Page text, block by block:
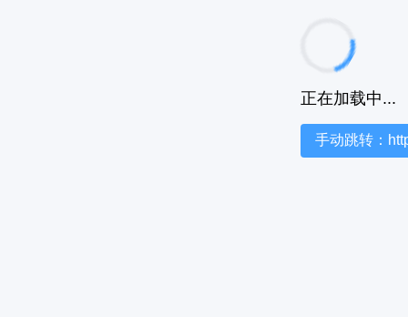
正在加载中...
手动跳转：